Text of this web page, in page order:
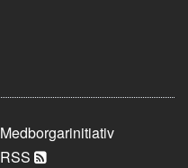
Medborgarinitiativ
RSS